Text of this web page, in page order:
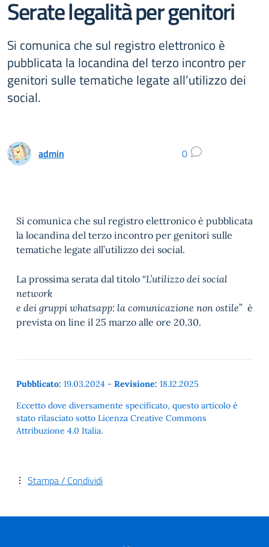
Serate legalità per genitori
Si comunica che sul registro elettronico è
pubblicata la locandina del terzo incontro per
genitori sulle tematiche legate all’utilizzo dei
social.
admin 0
Si comunica che sul registro elettronico è pubblicata
la locandina del terzo incontro per genitori sulle
tematiche legate all’utilizzo dei social.
La prossima serata dal titolo “L’utilizzo dei social
network
e dei gruppi whatsapp: la comunicazione non ostile” è
prevista on line il 25 marzo alle ore 20.30.
Pubblicato: 19.03.2024 - Revisione: 18.12.2025
Eccetto dove diversamente specificato, questo articolo è
stato rilasciato sotto Licenza Creative Commons
Attribuzione 4.0 Italia.
Stampa / Condividi